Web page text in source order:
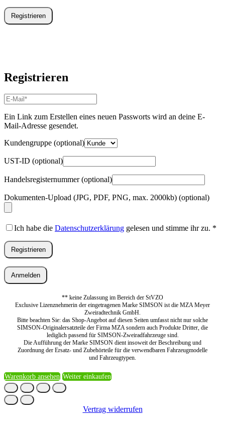
Registrieren
Registrieren
E-
Mail-
Adresse*
Erforderlich
Ein Link zum Erstellen eines neuen Passworts wird an deine E-
Mail-Adresse gesendet.
Kundengruppe (optional)
UST-ID (optional)
Handelsregisternummer(optional)
Dokumenten-Upload (JPG, PDF, PNG, max. 2000kb) (optional)
Ich habe die Datenschutzerklärung gelesen und stimme ihr zu. *
Registrieren
Anmelden
** keine Zulassung im Bereich der StVZO
Exclusive Lizenznehmerin der eingetragenen Marke SIMSON ist die MZA Meyer
Zweiradtechnik GmbH.
Bitte beachten Sie: das Shop-Angebot auf diesen Seiten umfasst nicht nur solche
SIMSON-Originalersatzteile der Firma MZA sondern auch Produkte Dritter, die
lediglich passend für SIMSON-Zweiradfahrzeuge sind.
Die Aufführung der Marke SIMSON dient insoweit der Beschreibung und
Zuordnung der Ersatz- und Zubehörteile für die verwendbaren Fahrzeugmodelle
und Fahrzeugtypen.
Warenkorb ansehen Weiter einkaufen
Vertrag widerrufen